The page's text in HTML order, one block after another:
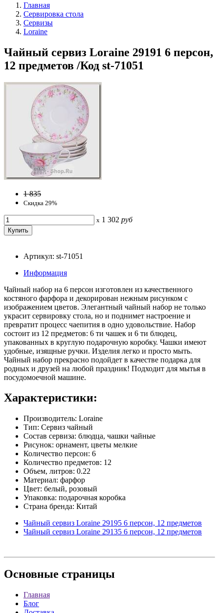
Главная
Сервировка стола
Сервизы
Loraine
Чайный сервиз Loraine 29191 6 персон,
12 предметов /Код st-71051
1 835
Скидка 29%
x 1 302 руб
Артикул: st-71051
Информация
Чайный набор на 6 персон изготовлен из качественного
костяного фарфора и декорирован нежным рисунком с
изображением цветов. Элегантный чайный набор не только
украсит сервировку стола, но и поднимет настроение и
превратит процесс чаепития в одно удовольствие. Набор
состоит из 12 предметов: 6 ти чашек и 6 ти блюдец,
упакованных в круглую подарочную коробку. Чашки имеют
удобные, изящные ручки. Изделия легко и просто мыть.
Чайный набор прекрасно подойдет в качестве подарка для
родных и друзей на любой праздник! Подходит для мытья в
посудомоечной машине.
Характеристики:
Производитель: Loraine
Тип: Сервиз чайный
Состав сервиза: блюдца, чашки чайные
Рисунок: орнамент, цветы мелкие
Количество персон: 6
Количество предметов: 12
Объем, литров: 0.22
Материал: фарфор
Цвет: белый, розовый
Упаковка: подарочная коробка
Страна бренда: Китай
Чайный сервиз Loraine 29195 6 персон, 12 предметов
Чайный сервиз Loraine 29135 6 персон, 12 предметов
Основные страницы
Главная
Блог